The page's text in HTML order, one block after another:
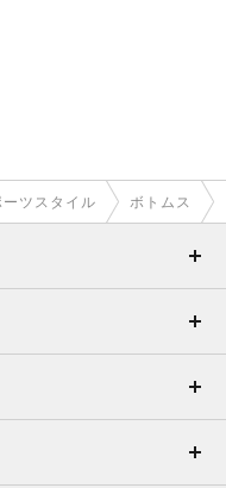
ツスタイル ボトムス